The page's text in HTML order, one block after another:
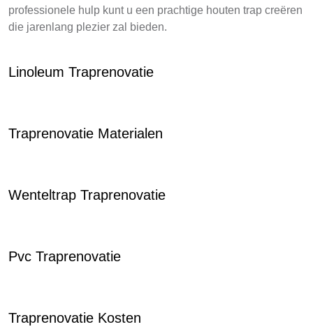
professionele hulp kunt u een prachtige houten trap creëren
die jarenlang plezier zal bieden.
Linoleum Traprenovatie
Traprenovatie Materialen
Wenteltrap Traprenovatie
Pvc Traprenovatie
Traprenovatie Kosten